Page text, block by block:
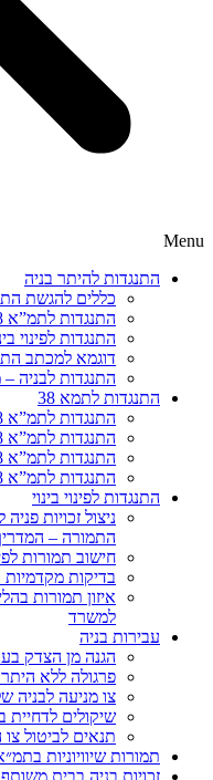
Menu
התנגדות להיתר בניה
כללים להגשת
התנגדות לתמ”א 38 – מדריך להגשת התנגדות
התנגדות לפינוי
דוגמא למכתב
התנגדות לבניה –
התנגדות לתמא 38
התנגדות לתמ”א 38 – מדריך להגשת התנגדות
התנגדות לתמ”א 38 – הגדלת התמורה המתקבלת
התנגדות לתמ”א 38 – הפחתת זכויות ותמריצים
התנגדות לתמ”א 38 – שיקולים להענקת מלוא זכויות הבניה
התנגדות לפינוי בינוי
ניצול זכויות
התמורה –
חישוב תמורות
בדיקות מקדמיות
איזון תמורות
למשרד
עבירות בניה
הגנה מן הצדק
פרגולה ללא היתר
צו מניעה לבניה
שיקולים לדחיית
תנאים לביטול
תמורות שיוויוניות בתמ״א
זכויות בניה בבית משותף